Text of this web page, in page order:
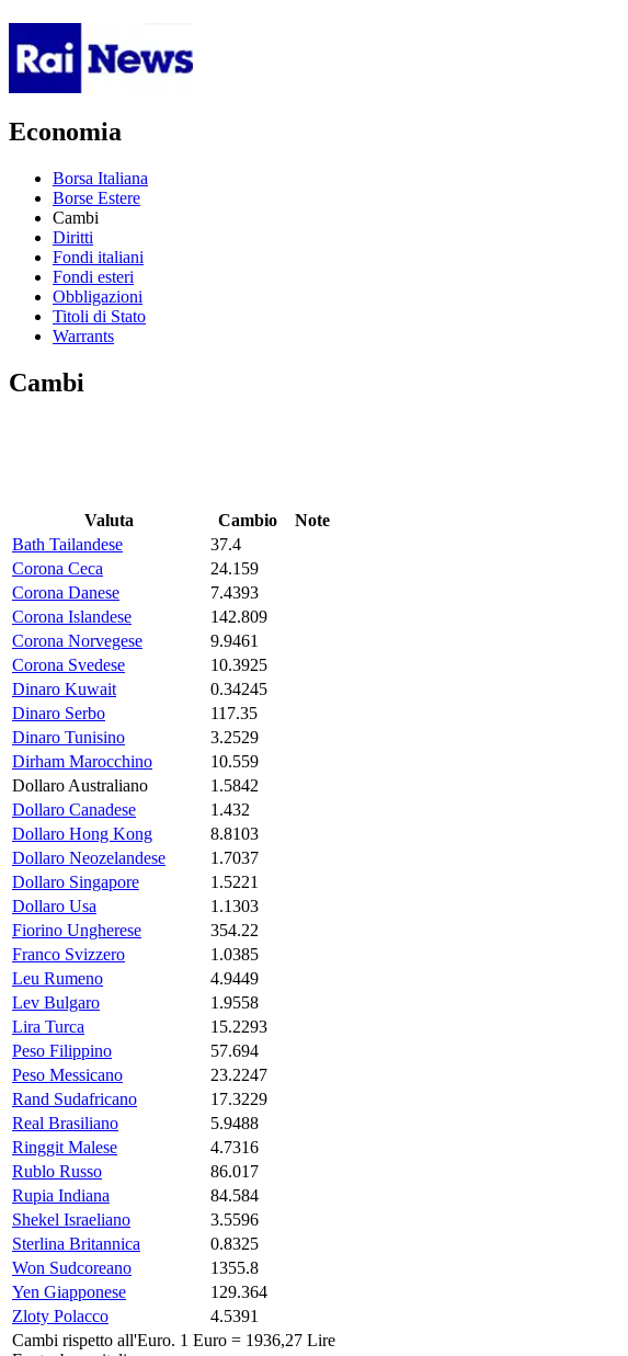
Economia
Borsa Italiana
Borse Estere
Cambi
Diritti
Fondi italiani
Fondi esteri
Obbligazioni
Titoli di Stato
Warrants
Cambi
Valuta Cambio
Note
Bath Tailandese
37.4
Corona Ceca
24.159
Corona Danese
7.4393
Corona Islandese
142.809
Corona Norvegese
9.9461
Corona Svedese
10.3925
Dinaro Kuwait
0.34245
Dinaro Serbo
117.35
Dinaro Tunisino
3.2529
Dirham Marocchino
10.559
Dollaro Australiano
1.5842
Dollaro Canadese
1.432
Dollaro Hong Kong
8.8103
Dollaro Neozelandese
1.7037
Dollaro Singapore
1.5221
Dollaro Usa
1.1303
Fiorino Ungherese
354.22
Franco Svizzero
1.0385
Leu Rumeno
4.9449
Lev Bulgaro
1.9558
Lira Turca
15.2293
Peso Filippino
57.694
Peso Messicano
23.2247
Rand Sudafricano
17.3229
Real Brasiliano
5.9488
Ringgit Malese
4.7316
Rublo Russo
86.017
Rupia Indiana
84.584
Shekel Israeliano
3.5596
Sterlina Britannica
0.8325
Won Sudcoreano
1355.8
Yen Giapponese
129.364
Zloty Polacco
4.5391
Cambi rispetto all'Euro. 1 Euro = 1936,27 Lire